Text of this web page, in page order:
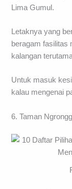
Lima Gumul.
Letaknya yang
beragam fasilitas
kalangan
Untuk masuk
kalau mengenai
6. Taman